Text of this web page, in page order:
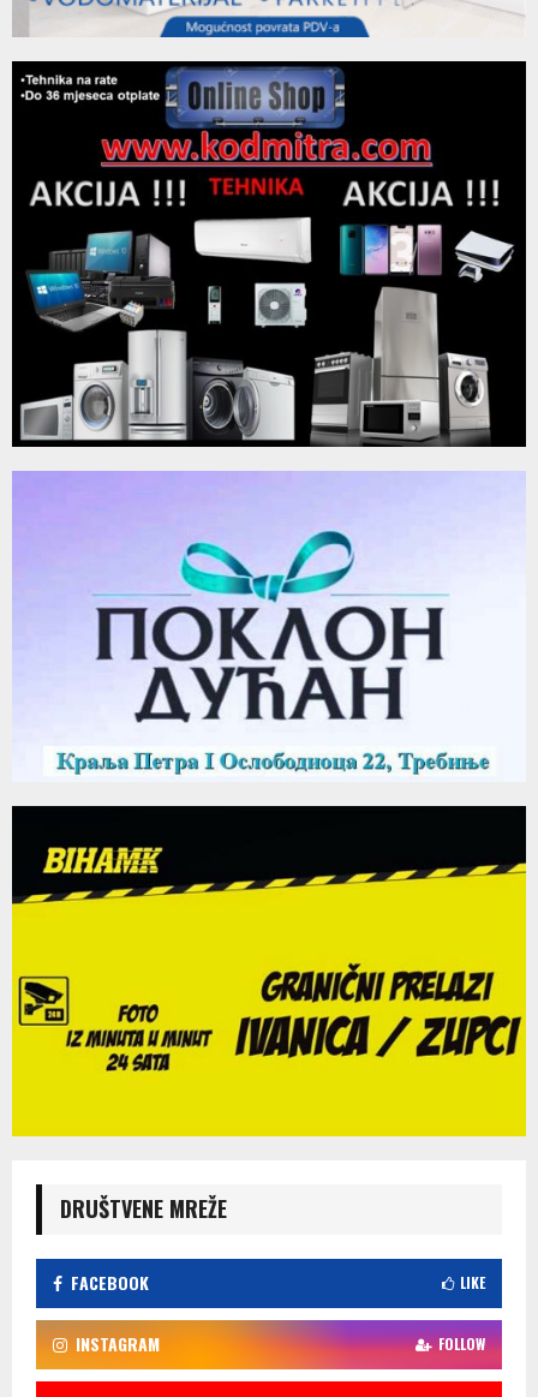
DRUŠTVENE MREŽE
FACEBOOK LIKE
INSTAGRAM FOLLOW